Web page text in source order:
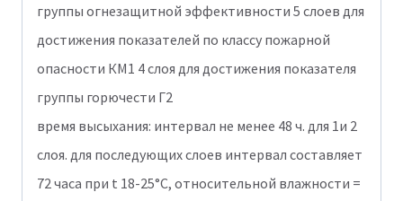
группы огнезащитной эффективности 5 слоев для
достижения показателей по классу пожарной
опасности КМ1 4 слоя для достижения показателя
группы горючести Г2
время высыхания: интервал не менее 48 ч. для 1и 2
слоя. для последующих слоев интервал составляет
72 часа при t 18-25°C, относительной влажности =